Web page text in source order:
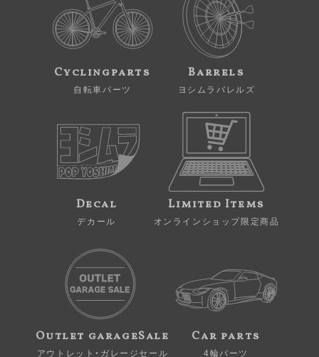
Cyclingparts
自転車パーツ
Barrels
ヨシムラバレルズ
Decal
デカール
Limited Items
オンラインショップ限定商品
Outlet garageSale
アウトレット・ガレージセール
Car parts
4輪パーツ